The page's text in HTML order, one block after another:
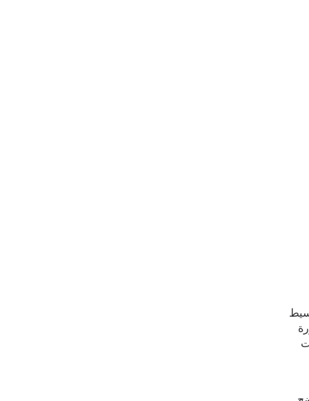
كهرباء أقل, تبسيط